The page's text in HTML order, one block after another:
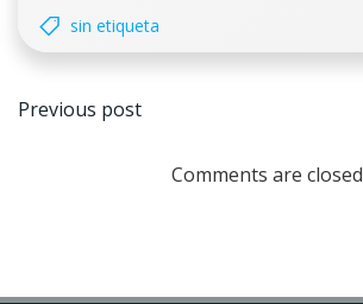
sin etiqueta
Navegación
Previous post
Comments are closed